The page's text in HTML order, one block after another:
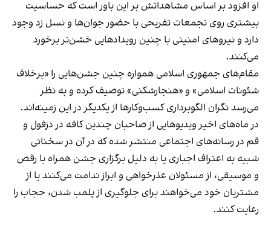
او افزود بر اساس مشاهداتش بر این باور است که حساسیت
بیشتری روی تجمعات تفریحی با حضور جوان‌ها و نسل زد وجود
دارد و نیروهای امنیتی با چنین رویدادهایی خشن‌تر برخورد
می‌کنند.
مقام‌های جمهوری اسلامی همواره چنین جشن‌هایی را «برخلاف
شئونات اسلامی» و «هنجارشکنی» توصیف کرده و به نظر
می‌رسد نگران الگوبرداری کسب‌وکارها از یکدیگر در این زمینه‌اند.
در ماه‌های اخیر ویدیوهایی از صاحبان چندین کافه در دزفول و
قم در رسانه‌های اجتماعی منتشر شده که در آن در سخنانی
شبیه به اعتراف اجباری یا به دلیل برگزاری جشن همراه با رقص
و موسیقی، از مسئولان عذرخواهی و ابراز ندامت می‌کنند یا از
مشتریان خود می‌خواهند برای جلوگیری از پلمب شدن، حجاب را
رعایت کنند.